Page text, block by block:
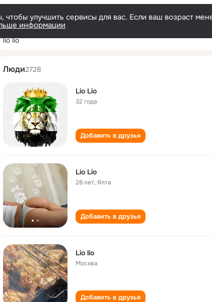
улучшить сервисы для вас. Если ваш возраст
информации
lio lio
Люди2728
Lio Lio
32 года
Добавить в друзья
Lio Lio
28 лет,Ялта
Добавить в друзья
Lio lio
Москва
Добавить в друзья